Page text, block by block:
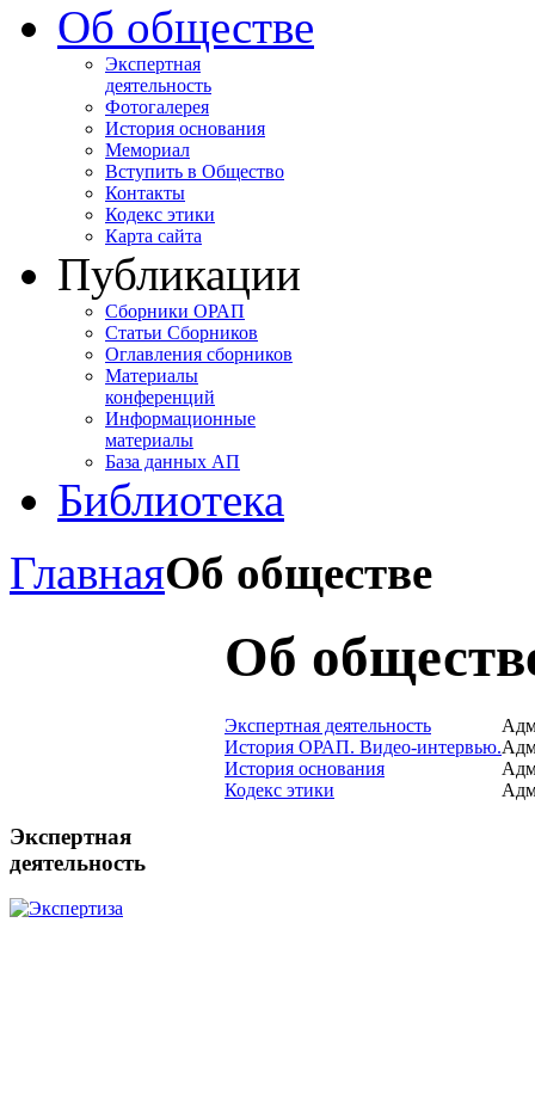
Об обществе
Экспертная
деятельность
Фотогалерея
История основания
Мемориал
Вступить в Общество
Контакты
Кодекс этики
Карта сайта
Публикации
Сборники ОРАП
Статьи Сборников
Оглавления сборников
Материалы
конференций
Информационные
материалы
База данных АП
Библиотека
ГлавнаяОб обществе
Об
Экспертная деятельность
История ОРАП. Видео-интервью.
История основания
Кодекс этики
Экспертная
деятельность